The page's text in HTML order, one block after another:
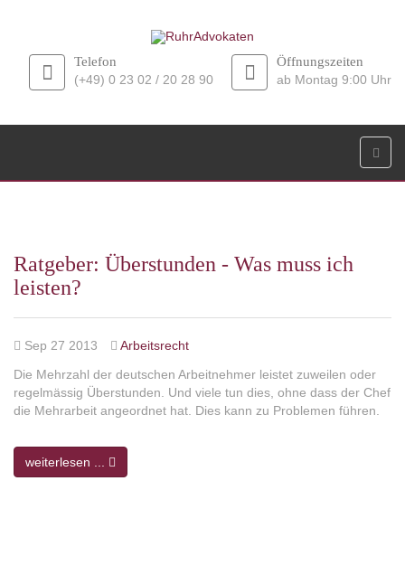
Telefon
(+49) 0 23 02 / 20 28 90
Öffnungszeiten
ab Montag 9:00 Uhr
Ratgeber: Überstunden - Was muss ich
leisten?
Sep 27 2013
Arbeitsrecht
Die Mehrzahl der deutschen Arbeitnehmer leistet zuweilen oder
regelmässig Überstunden. Und viele tun dies, ohne dass der Chef
die Mehrarbeit angeordnet hat. Dies kann zu Problemen führen.
weiterlesen ...